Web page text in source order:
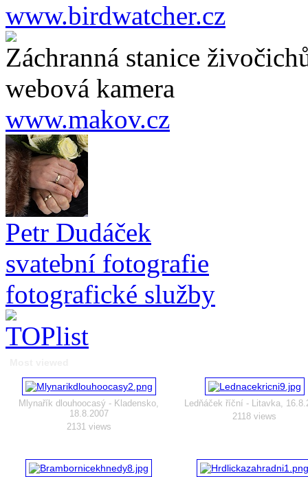
www.birdwatcher.cz
Záchranná stanice
webová kamera
www.makov.cz
Petr Dudáček
svatební fotografie
fotografické služby
Mlynařík dlouhoocasý - Kladensko,
18.8.2007
2131 views
Ledňáček říční - Litavka,
2118 views